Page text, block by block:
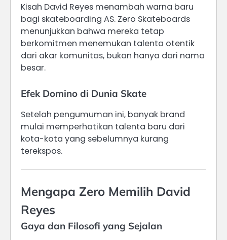
Kisah David Reyes menambah warna baru
bagi skateboarding AS. Zero Skateboards
menunjukkan bahwa mereka tetap
berkomitmen menemukan talenta otentik
dari akar komunitas, bukan hanya dari nama
besar.
Efek Domino di Dunia Skate
Setelah pengumuman ini, banyak brand
mulai memperhatikan talenta baru dari
kota-kota yang sebelumnya kurang
terekspos.
Mengapa Zero Memilih David
Reyes
Gaya dan Filosofi yang Sejalan